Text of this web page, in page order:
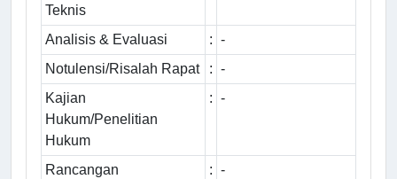
Teknis
Analisis & Evaluasi : -
Notulensi/Risalah Rapat
: -
Kajian
Hukum/Penelitian
Hukum
: -
Rancangan : -